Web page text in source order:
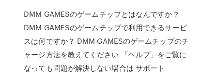
DMM GAMESのゲームチップとはなんですか？
DMM GAMESのゲームチップで利用できるサービ
スは何ですか？ DMM GAMESのゲームチップのチ
ャージ方法を教えてください 「ヘルプ」をご覧に
なっても問題が解決しない場合は サポート